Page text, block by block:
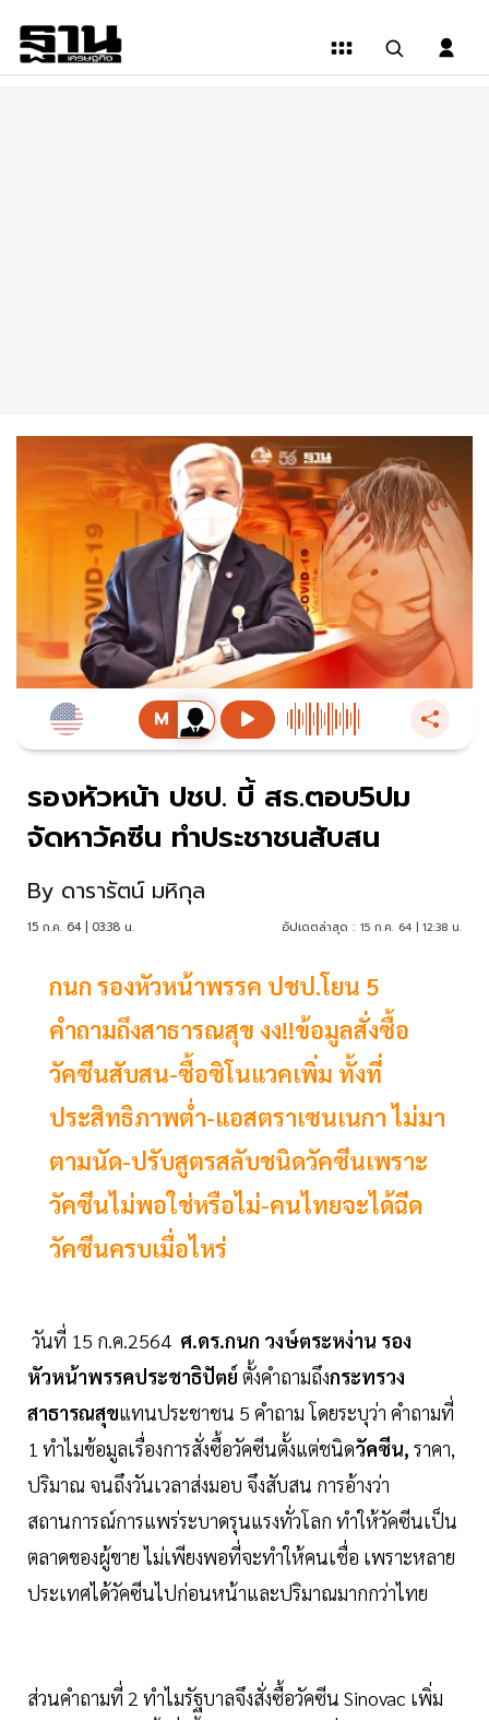
รองหัวหน้า ปชป. บี้ สธ.ตอบ5ปม
จัดหาวัคซีน ทำประชาชนสับสน
By ดารารัตน์ มหิกุล
15 ก.ค. 64 | 03:38 น. อัปเดตล่าสุด : 15 ก.ค. 64 | 12:38 น.
กนก รองหัวหน้าพรรค ปชป.โยน 5
คำถามถึงสาธารณสุข งง!!ข้อมูลสั่งซื้อ
วัคซีนสับสน-ซื้อซิโนแวคเพิ่ม ทั้งที่
ประสิทธิภาพต่ำ-แอสตราเซนเนกา ไม่มา
ตามนัด-ปรับสูตรสลับชนิดวัคซีนเพราะ
วัคซีนไม่พอใช่หรือไม่-คนไทยจะได้ฉีด
วัคซีนครบเมื่อไหร่
วันที่ 15 ก.ค.2564 ศ.ดร.กนก วงษ์ตระหง่าน รอง
หัวหน้าพรรคประชาธิปัตย์ ตั้งคำถามถึงกระทรวง
สาธารณสุขแทนประชาชน 5 คำถาม โดยระบุว่า คำถามที่
1 ทำไมข้อมูลเรื่องการสั่งซื้อวัคซีนตั้งแต่ชนิดวัคซีน, ราคา,
ปริมาณ จนถึงวันเวลาส่งมอบ จึงสับสน การอ้างว่า
สถานการณ์การแพร่ระบาดรุนแรงทั่วโลก ทำให้วัคซีนเป็น
ตลาดของผู้ขาย ไม่เพียงพอที่จะทำให้คนเชื่อ เพราะหลาย
ประเทศได้วัคซีนไปก่อนหน้าและปริมาณมากกว่าไทย
ส่วนคำถามที่ 2 ทำไมรัฐบาลจึงสั่งซื้อวัคซีน Sinovac เพิ่ม